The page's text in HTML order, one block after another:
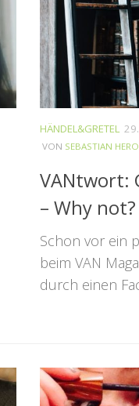
HÄNDEL&GRETEL
VON SEBASTIAN
VANtwort:
– Why not?
Schon vor ein
beim VAN
durch einen